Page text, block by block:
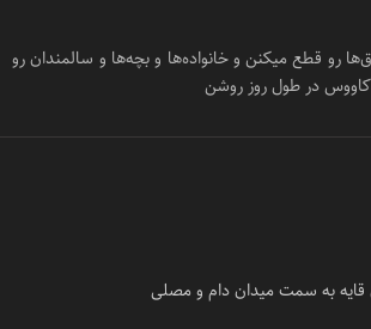
صبح از یک طرف برق‌ها رو قطع میکنن و خانواده‌ها و بچه‌ها و سالمندان رو
در طول روز روشن
قایه به سمت میدان دام و مصلی